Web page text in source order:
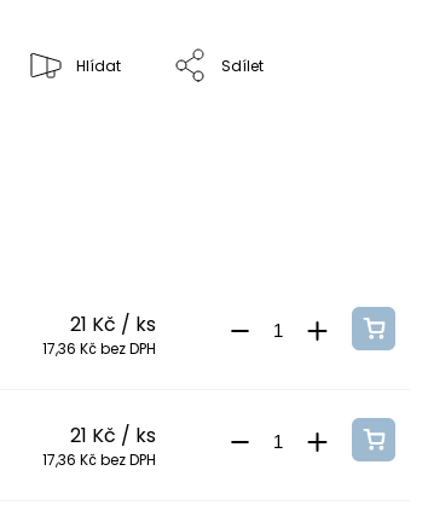
Hlídat Sdílet
21 Kč / ks
17,36 Kč bez DPH
21 Kč / ks
17,36 Kč bez DPH